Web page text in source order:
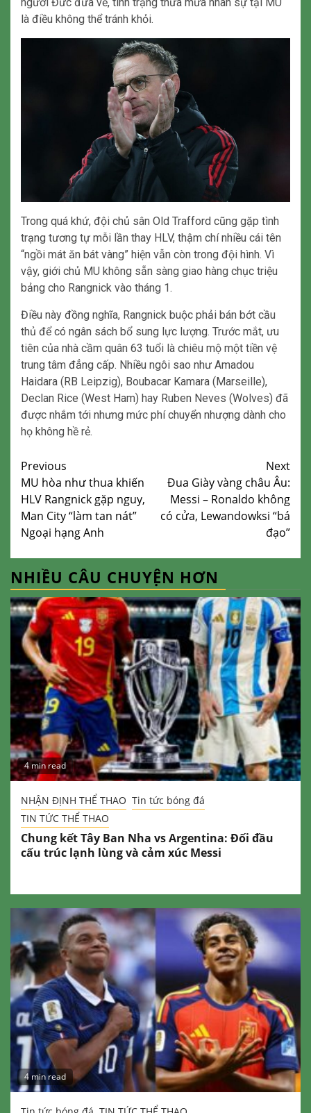
là điều không thể tránh khỏi.
Trong quá khứ, đội chủ sân Old Trafford cũng gặp tình
trạng tương tự mỗi lần thay HLV, thậm chí nhiều cái tên
“ngồi mát ăn bát vàng” hiện vẫn còn trong đội hình. Vì
vậy, giới chủ MU không sẵn sàng giao hàng chục triệu
bảng cho Rangnick vào tháng 1.
Điều này đồng nghĩa, Rangnick buộc phải bán bớt cầu
thủ để có ngân sách bổ sung lực lượng. Trước mắt, ưu
tiên của nhà cầm quân 63 tuổi là chiêu mộ một tiền vệ
trung tâm đẳng cấp. Nhiều ngôi sao như Amadou
Haidara (RB Leipzig), Boubacar Kamara (Marseille),
Declan Rice (West Ham) hay Ruben Neves (Wolves) đã
được nhắm tới nhưng mức phí chuyển nhượng dành cho
họ không hề rẻ.
Continue
Reading
Previous
MU hòa như thua khiến
HLV Rangnick gặp nguy,
Man City “làm tan nát”
Ngoại hạng Anh
Next
Đua Giày vàng châu Âu:
Messi – Ronaldo không
có cửa, Lewandowksi “bá
đạo”
NHIỀU CÂU CHUYỆN HƠN
4 min read
NHẬN ĐỊNH THỂ THAO Tin tức bóng đá
TIN TỨC THỂ THAO
Chung kết Tây Ban Nha vs Argentina: Đối đầu
cấu trúc lạnh lùng và cảm xúc Messi
4 min read